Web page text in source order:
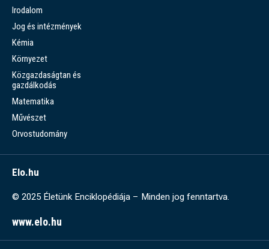
Irodalom
Jog és intézmények
Kémia
Környezet
Közgazdaságtan és
gazdálkodás
Matematika
Művészet
Orvostudomány
Elo.hu
© 2025 Életünk Enciklopédiája – Minden jog fenntartva.
www.elo.hu